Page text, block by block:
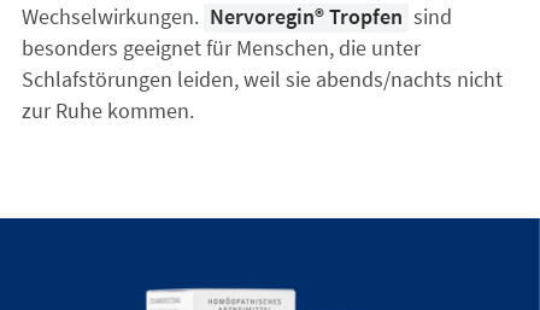
Wechselwirkungen. Nervoregin® Tropfen sind
besonders geeignet für Menschen, die unter
Schlafstörungen leiden, weil sie abends/nachts nicht
zur Ruhe kommen.